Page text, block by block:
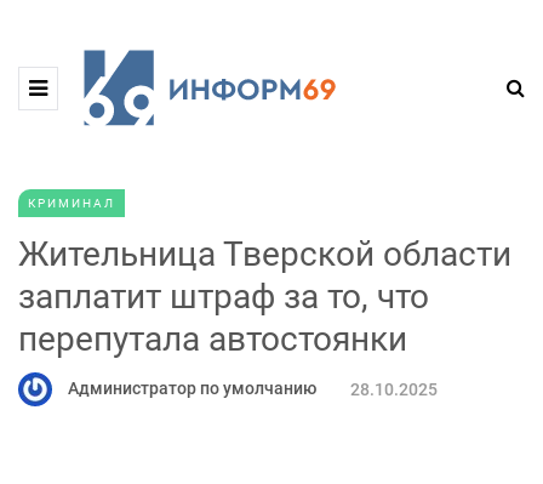
КРИМИНАЛ
Жительница Тверской области
заплатит штраф за то, что
перепутала автостоянки
Администратор по умолчанию 28.10.2025